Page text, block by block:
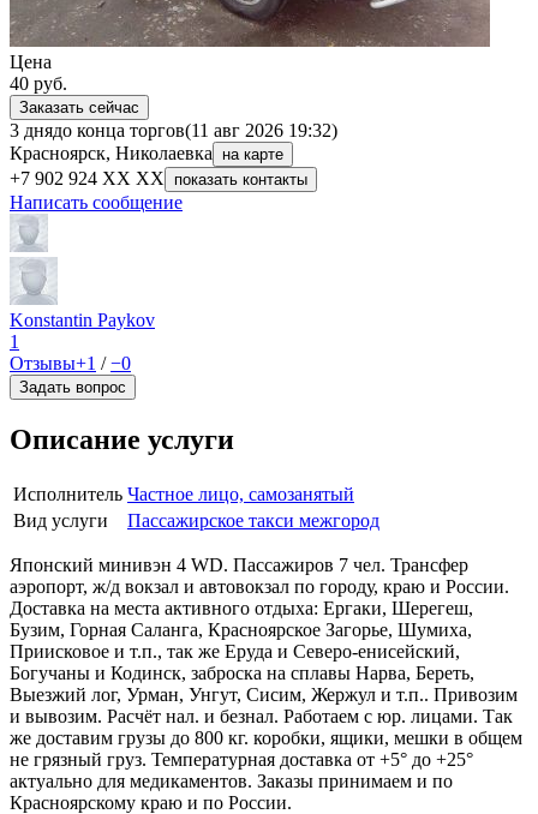
Цена
40 руб.
Заказать сейчас
3 днядо конца торгов(11 авг 2026 19:32)
Красноярск, Николаевка
на карте
+7 902 924 XX XX показать контакты
Написать сообщение
Konstantin Paykov
1
Отзывы+1 /−0
Задать вопрос
Описание услуги
Исполнитель Частное лицо, самозанятый
Вид услуги
Пассажирское такси межгород
Японский минивэн 4 WD. Пассажиров 7 чел. Трансфер
аэропорт, ж/д вокзал и автовокзал по городу, краю и России.
Доставка на места активного отдыха: Ергаки, Шерегеш,
Бузим, Горная Саланга, Красноярское Загорье, Шумиха,
Приисковое и т.п., так же Еруда и Северо-енисейский,
Богучаны и Кодинск, заброска на сплавы Нарва, Береть,
Выезжий лог, Урман, Унгут, Сисим, Жержул и т.п.. Привозим
и вывозим. Расчёт нал. и безнал. Работаем с юр. лицами. Так
же доставим грузы до 800 кг. коробки, ящики, мешки в общем
не грязный груз. Температурная доставка от +5° до +25°
актуально для медикаментов. Заказы принимаем и по
Красноярскому краю и по России.